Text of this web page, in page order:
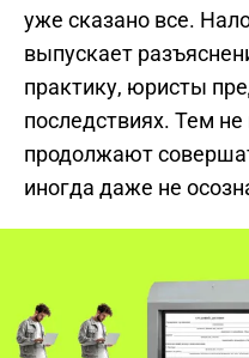
уже сказано все.
выпускает
практику, юристы
последствиях. Тем
продолжают
иногда даже не